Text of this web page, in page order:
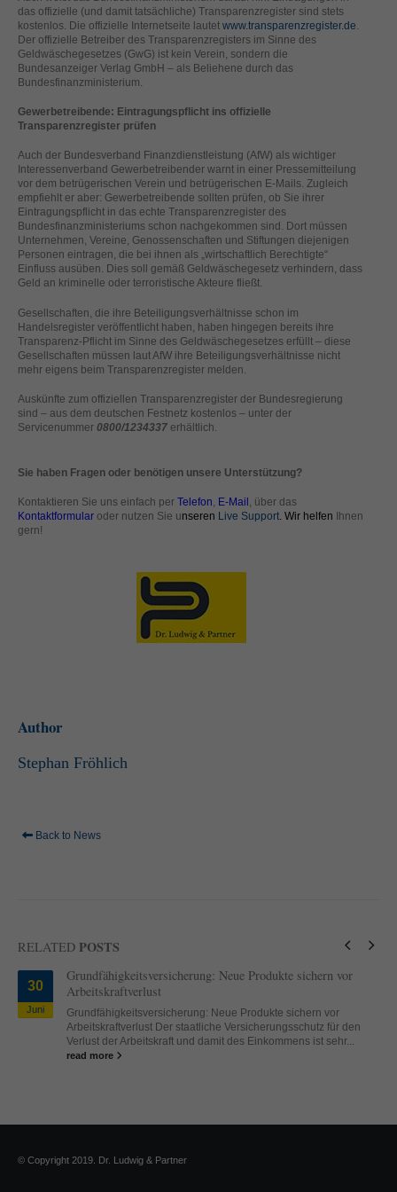
das offizielle (und damit tatsächliche) Transparenzregister sind stets
kostenlos. Die offizielle Internetseite lautet www.transparenzregister.de.
Der offizielle Betreiber des Transparenzregisters im Sinne des
Geldwäschegesetzes (GwG) ist kein Verein, sondern die
Bundesanzeiger Verlag GmbH – als Beliehene durch das
Bundesfinanzministerium.
Gewerbetreibende: Eintragungspflicht ins offizielle
Transparenzregister prüfen
Auch der Bundesverband Finanzdienstleistung (AfW) als wichtiger
Interessenverband Gewerbetreibender warnt in einer Pressemitteilung
vor dem betrügerischen Verein und betrügerischen E-Mails. Zugleich
empfiehlt er aber: Gewerbetreibende sollten prüfen, ob Sie ihrer
Eintragungspflicht in das echte Transparenzregister des
Bundesfinanzministeriums schon nachgekommen sind. Dort müssen
Unternehmen, Vereine, Genossenschaften und Stiftungen diejenigen
Personen eintragen, die bei ihnen als „wirtschaftlich Berechtigte“
Einfluss ausüben. Dies soll gemäß Geldwäschegesetz verhindern, dass
Geld an kriminelle oder terroristische Akteure fließt.
Gesellschaften, die ihre Beteiligungsverhältnisse schon im
Handelsregister veröffentlicht haben, haben hingegen bereits ihre
Transparenz-Pflicht im Sinne des Geldwäschegesetzes erfüllt – diese
Gesellschaften müssen laut AfW ihre Beteiligungsverhältnisse nicht
mehr eigens beim Transparenzregister melden.
Auskünfte zum offiziellen Transparenzregister der Bundesregierung
sind – aus dem deutschen Festnetz kostenlos – unter der
Servicenummer 0800/1234337 erhältlich.
Sie haben Fragen oder benötigen unsere Unterstützung?
Kontaktieren Sie uns einfach per Telefon, E-Mail, über das
Kontaktformular oder nutzen Sie unseren Live Support. Wir helfen Ihnen
gern!
Author
Stephan Fröhlich
Back to News
RELATED POSTS
30
Juni
Grundfähigkeitsversicherung: Neue Produkte sichern vor
Arbeitskraftverlust
Grundfähigkeitsversicherung: Neue Produkte sichern vor
Arbeitskraftverlust Der staatliche Versicherungsschutz für den
Verlust der Arbeitskraft und damit des Einkommens ist sehr...
read more
© Copyright 2019. Dr. Ludwig & Partner
helfen, diese Website und Ihre Erfahrung zu verbessern.
Personenbezogene Daten können verarbeitet werden (z. B. IP-
Adressen), z. B. für personalisierte Anzeigen und Inhalte oder
Anzeigen- und Inhaltsmessung. Weitere Informationen über die
Verwendung Ihrer Daten finden Sie in unserer
Hier finden Sie eine Übersicht über alle verwendeten Cookies. Sie
können Ihre Einwilligung zu ganzen Kategorien geben oder sich
Cookies auswählen.
Alle akzeptieren Speichern
Zurück Nur essenzielle Cookies akzeptieren
Datenschutzeinstellungen
Essenziell (1)
Essenzielle Cookies ermöglichen grundlegende Funktionen und sind für
Cookie-Informationen anzeigen
Externe Medien (2)
Inhalte von Videoplattformen und Social-Media-Plattformen werden
standardmäßig blockiert. Wenn Cookies von externen Medien akzeptiert
werden, bedarf der Zugriff auf diese Inhalte keiner manuellen Einwilligung
Cookie-Informationen anzeigen
Datenschutzerklärung